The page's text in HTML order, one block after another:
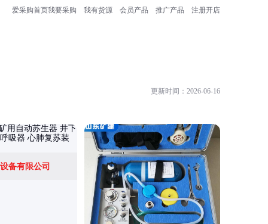
爱采购首页我要采购 我有货源 会员产品 推广产品 注册开店
更新时间：2026-06-16
备有限公司